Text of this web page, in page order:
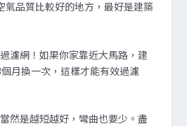
氣品質比較好的地方，最好是建築
濾網！如果你家靠近大馬路，建
月換一次，這樣才能有效過濾
然是越短越好，彎曲也要少。盡